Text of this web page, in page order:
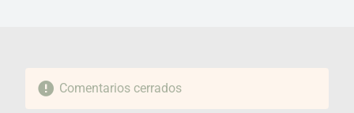
Comentarios cerrados